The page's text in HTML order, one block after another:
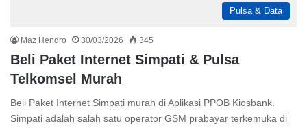
Pulsa & Data
Maz Hendro 30/03/2026 345
Beli Paket Internet Simpati & Pulsa
Telkomsel Murah
Beli Paket Internet Simpati murah di Aplikasi PPOB Kiosbank.
Simpati adalah salah satu operator GSM prabayar terkemuka di